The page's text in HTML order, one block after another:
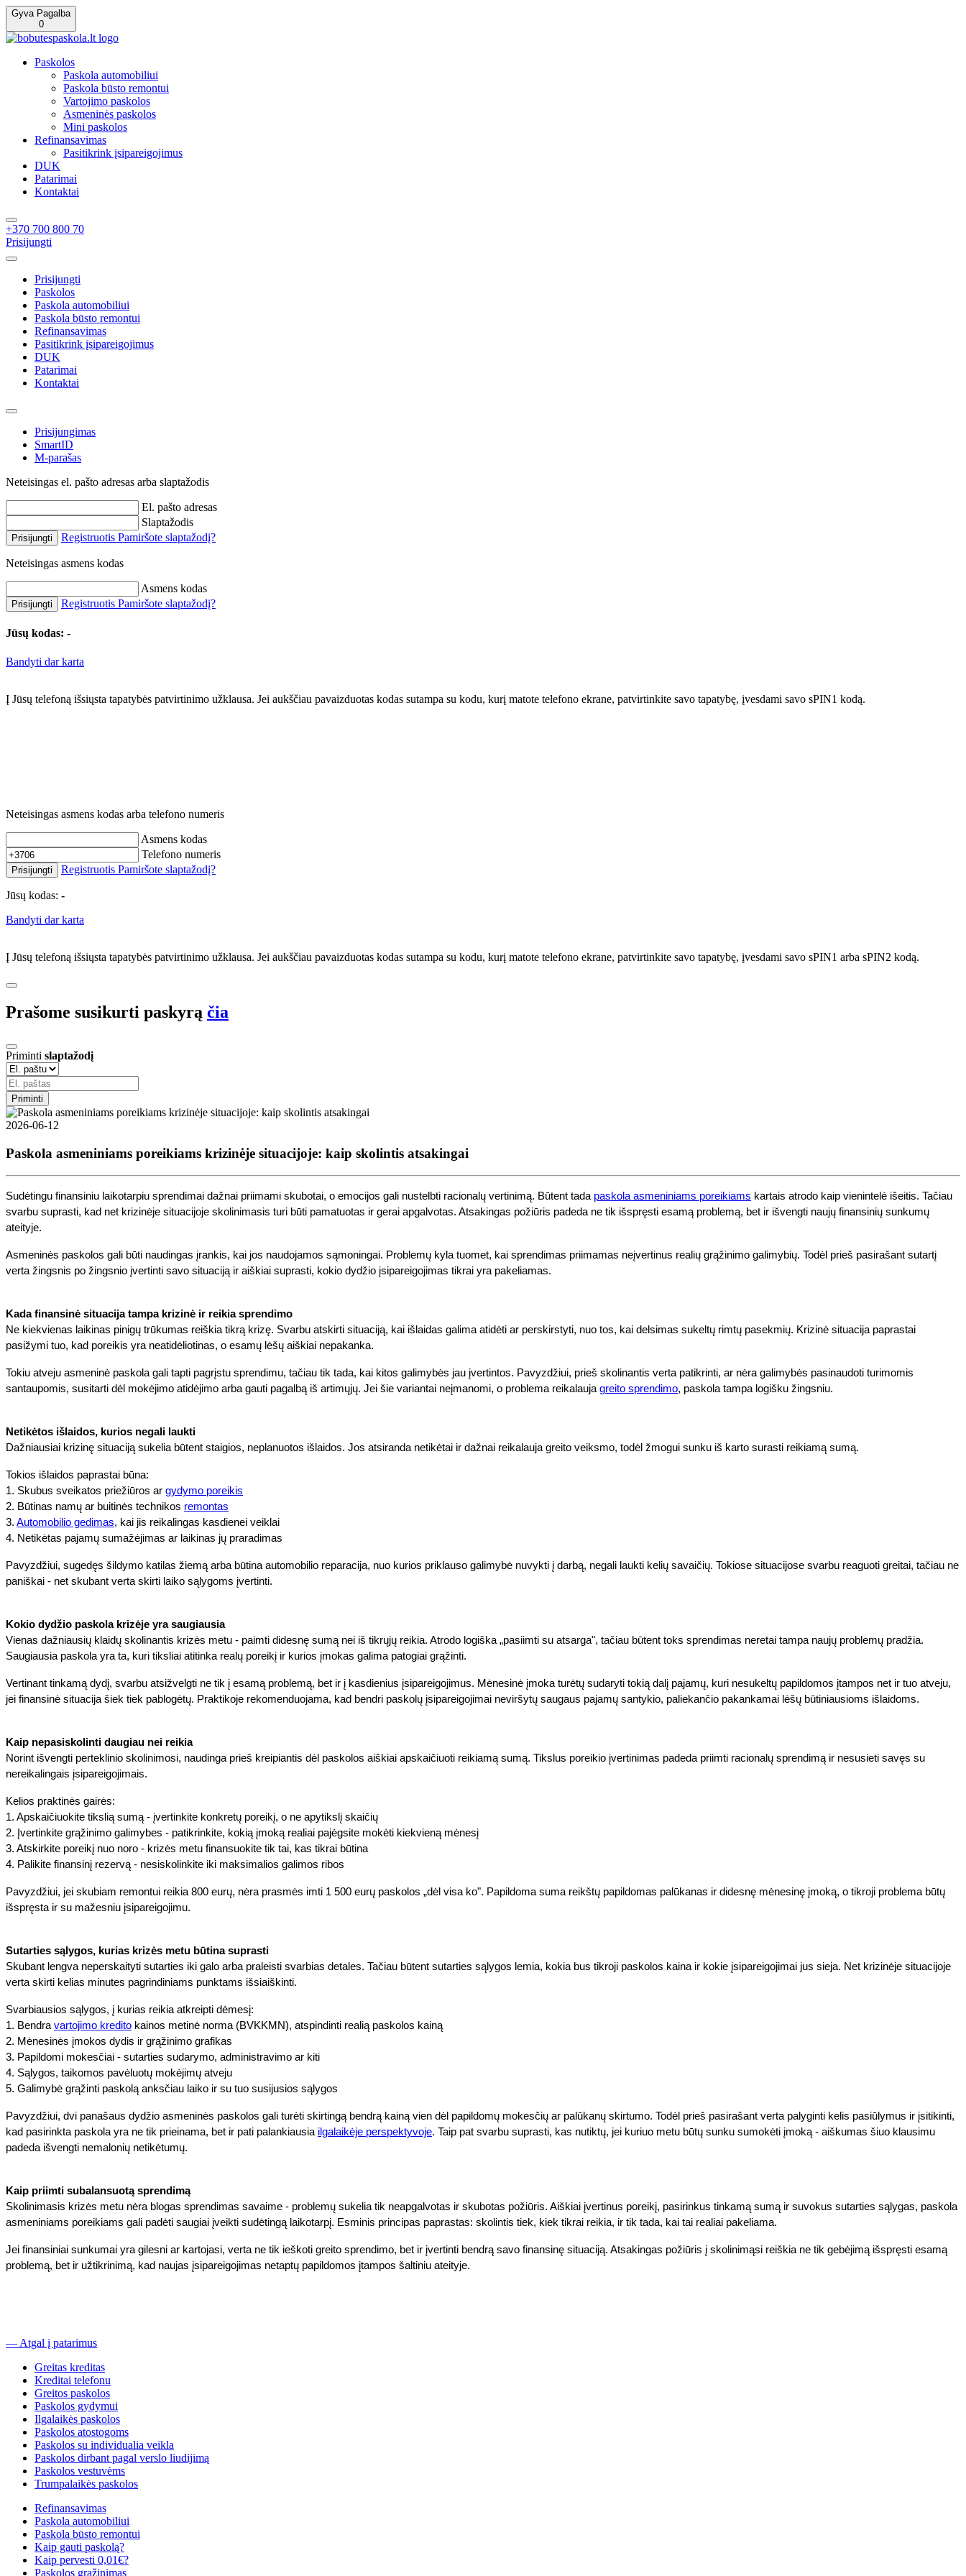
Gyva Pagalba
0
Paskolos
Paskola automobiliui
Paskola būsto remontui
Vartojimo paskolos
Asmeninės paskolos
Mini paskolos
Refinansavimas
Pasitikrink įsipareigojimus
DUK
Patarimai
Kontaktai
+370 700 800 70
Prisijungti
Prisijungti
Paskolos
Paskola automobiliui
Paskola būsto remontui
Refinansavimas
Pasitikrink įsipareigojimus
DUK
Patarimai
Kontaktai
Prisijungimas
SmartID
M-parašas
Neteisingas el. pašto adresas arba slaptažodis
El. pašto adresas
Slaptažodis
Prisijungti Registruotis Pamiršote slaptažodį?
Neteisingas asmens kodas
Asmens kodas
Prisijungti Registruotis Pamiršote slaptažodį?
Jūsų kodas: -
Bandyti dar karta
Į Jūsų telefoną išsiųsta tapatybės patvirtinimo užklausa. Jei aukščiau pavaizduotas kodas sutampa su kodu, kurį matote telefono ekrane, patvirtinkite savo tapatybę, įvesdami savo sPIN1 kodą.
Neteisingas asmens kodas arba telefono numeris
Asmens kodas
Telefono numeris
Prisijungti Registruotis Pamiršote slaptažodį?
Jūsų kodas: -
Bandyti dar karta
Į Jūsų telefoną išsiųsta tapatybės patvirtinimo užklausa. Jei aukščiau pavaizduotas kodas sutampa su kodu, kurį matote telefono ekrane, patvirtinkite savo tapatybę, įvesdami savo sPIN1 arba sPIN2 kodą.
Prašome susikurti paskyrą čia
Priminti slaptažodį
Priminti
2026-06-12
Paskola asmeniniams poreikiams krizinėje situacijoje: kaip skolintis atsakingai
Sudėtingu finansiniu laikotarpiu sprendimai dažnai priimami skubotai, o emocijos gali nustelbti racionalų vertinimą. Būtent tada paskola asmeniniams poreikiams kartais atrodo kaip vienintelė išeitis. Tačiau
svarbu suprasti, kad net krizinėje situacijoje skolinimasis turi būti pamatuotas ir gerai apgalvotas. Atsakingas požiūris padeda ne tik išspręsti esamą problemą, bet ir išvengti naujų finansinių sunkumų
ateityje.
Asmeninės paskolos gali būti naudingas įrankis, kai jos naudojamos sąmoningai. Problemų kyla tuomet, kai sprendimas priimamas neįvertinus realių grąžinimo galimybių. Todėl prieš pasirašant sutartį
verta žingsnis po žingsnio įvertinti savo situaciją ir aiškiai suprasti, kokio dydžio įsipareigojimas tikrai yra pakeliamas.
Kada finansinė situacija tampa krizinė ir reikia sprendimo
Ne kiekvienas laikinas pinigų trūkumas reiškia tikrą krizę. Svarbu atskirti situaciją, kai išlaidas galima atidėti ar perskirstyti, nuo tos, kai delsimas sukeltų rimtų pasekmių. Krizinė situacija paprastai
pasižymi tuo, kad poreikis yra neatidėliotinas, o esamų lėšų aiškiai nepakanka.
Tokiu atveju asmeninė paskola gali tapti pagrįstu sprendimu, tačiau tik tada, kai kitos galimybės jau įvertintos. Pavyzdžiui, prieš skolinantis verta patikrinti, ar nėra galimybės pasinaudoti turimomis
santaupomis, susitarti dėl mokėjimo atidėjimo arba gauti pagalbą iš artimųjų. Jei šie variantai neįmanomi, o problema reikalauja greito sprendimo, paskola tampa logišku žingsniu.
Netikėtos išlaidos, kurios negali laukti
Dažniausiai krizinę situaciją sukelia būtent staigios, neplanuotos išlaidos. Jos atsiranda netikėtai ir dažnai reikalauja greito veiksmo, todėl žmogui sunku iš karto surasti reikiamą sumą.
Tokios išlaidos paprastai būna:
1. Skubus sveikatos priežiūros ar gydymo poreikis
2. Būtinas namų ar buitinės technikos remontas
3. Automobilio gedimas, kai jis reikalingas kasdienei veiklai
4. Netikėtas pajamų sumažėjimas ar laikinas jų praradimas
Pavyzdžiui, sugedęs šildymo katilas žiemą arba būtina automobilio reparacija, nuo kurios priklauso galimybė nuvykti į darbą, negali laukti kelių savaičių. Tokiose situacijose svarbu reaguoti greitai, tačiau ne
paniškai - net skubant verta skirti laiko sąlygoms įvertinti.
Kokio dydžio paskola krizėje yra saugiausia
Vienas dažniausių klaidų skolinantis krizės metu - paimti didesnę sumą nei iš tikrųjų reikia. Atrodo logiška „pasiimti su atsarga", tačiau būtent toks sprendimas neretai tampa naujų problemų pradžia.
Saugiausia paskola yra ta, kuri tiksliai atitinka realų poreikį ir kurios įmokas galima patogiai grąžinti.
Vertinant tinkamą dydį, svarbu atsižvelgti ne tik į esamą problemą, bet ir į kasdienius įsipareigojimus. Mėnesinė įmoka turėtų sudaryti tokią dalį pajamų, kuri nesukeltų papildomos įtampos net ir tuo atveju,
jei finansinė situacija šiek tiek pablogėtų. Praktikoje rekomenduojama, kad bendri paskolų įsipareigojimai neviršytų saugaus pajamų santykio, paliekančio pakankamai lėšų būtiniausioms išlaidoms.
Kaip nepasiskolinti daugiau nei reikia
Norint išvengti perteklinio skolinimosi, naudinga prieš kreipiantis dėl paskolos aiškiai apskaičiuoti reikiamą sumą. Tikslus poreikio įvertinimas padeda priimti racionalų sprendimą ir nesusieti savęs su
nereikalingais įsipareigojimais.
Kelios praktinės gairės:
1. Apskaičiuokite tikslią sumą - įvertinkite konkretų poreikį, o ne apytikslį skaičių
2. Įvertinkite grąžinimo galimybes - patikrinkite, kokią įmoką realiai pajėgsite mokėti kiekvieną mėnesį
3. Atskirkite poreikį nuo noro - krizės metu finansuokite tik tai, kas tikrai būtina
4. Palikite finansinį rezervą - nesiskolinkite iki maksimalios galimos ribos
Pavyzdžiui, jei skubiam remontui reikia 800 eurų, nėra prasmės imti 1 500 eurų paskolos „dėl visa ko". Papildoma suma reikštų papildomas palūkanas ir didesnę mėnesinę įmoką, o tikroji problema būtų
išspręsta ir su mažesniu įsipareigojimu.
Sutarties sąlygos, kurias krizės metu būtina suprasti
Skubant lengva neperskaityti sutarties iki galo arba praleisti svarbias detales. Tačiau būtent sutarties sąlygos lemia, kokia bus tikroji paskolos kaina ir kokie įsipareigojimai jus sieja. Net krizinėje situacijoje
verta skirti kelias minutes pagrindiniams punktams išsiaiškinti.
Svarbiausios sąlygos, į kurias reikia atkreipti dėmesį:
1. Bendra vartojimo kredito kainos metinė norma (BVKKMN), atspindinti realią paskolos kainą
2. Mėnesinės įmokos dydis ir grąžinimo grafikas
3. Papildomi mokesčiai - sutarties sudarymo, administravimo ar kiti
4. Sąlygos, taikomos pavėluotų mokėjimų atveju
5. Galimybė grąžinti paskolą anksčiau laiko ir su tuo susijusios sąlygos
Pavyzdžiui, dvi panašaus dydžio asmeninės paskolos gali turėti skirtingą bendrą kainą vien dėl papildomų mokesčių ar palūkanų skirtumo. Todėl prieš pasirašant verta palyginti kelis pasiūlymus ir įsitikinti,
kad pasirinkta paskola yra ne tik prieinama, bet ir pati palankiausia ilgalaikėje perspektyvoje. Taip pat svarbu suprasti, kas nutiktų, jei kuriuo metu būtų sunku sumokėti įmoką - aiškumas šiuo klausimu
padeda išvengti nemalonių netikėtumų.
Kaip priimti subalansuotą sprendimą
Skolinimasis krizės metu nėra blogas sprendimas savaime - problemų sukelia tik neapgalvotas ir skubotas požiūris. Aiškiai įvertinus poreikį, pasirinkus tinkamą sumą ir suvokus sutarties sąlygas, paskola
asmeniniams poreikiams gali padėti saugiai įveikti sudėtingą laikotarpį. Esminis principas paprastas: skolintis tiek, kiek tikrai reikia, ir tik tada, kai tai realiai pakeliama.
Jei finansiniai sunkumai yra gilesni ar kartojasi, verta ne tik ieškoti greito sprendimo, bet ir įvertinti bendrą savo finansinę situaciją. Atsakingas požiūris į skolinimąsi reiškia ne tik gebėjimą išspręsti esamą
problemą, bet ir užtikrinimą, kad naujas įsipareigojimas netaptų papildomos įtampos šaltiniu ateityje.
— Atgal į patarimus
Greitas kreditas
Kreditai telefonu
Greitos paskolos
Paskolos gydymui
Ilgalaikės paskolos
Paskolos atostogoms
Paskolos su individualia veikla
Paskolos dirbant pagal verslo liudijimą
Paskolos vestuvėms
Trumpalaikės paskolos
Refinansavimas
Paskola automobiliui
Paskola būsto remontui
Kaip gauti paskolą?
Kaip pervesti 0,01€?
Paskolos grąžinimas